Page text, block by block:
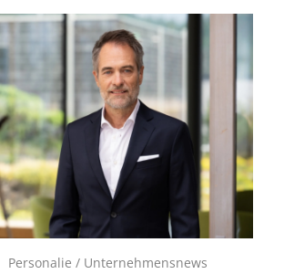
Personalie / Unternehmensnews